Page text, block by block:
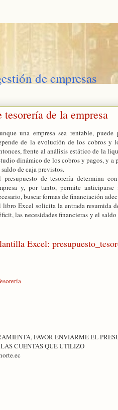
de empresas
de la empresa
una empresa sea rentable,
de la evolución de los cobros y
frente al análisis estático de la
dinámico de los cobros y pagos, y a
de caja previstos.
presupuesto de tesorería determina
y, por tanto, permite
buscar formas de financiación
libro Excel solicita la entrada resumida
las necesidades financieras y el
Excel:
FAVOR ENVIARME EL
CUENTAS QUE UTILIZO